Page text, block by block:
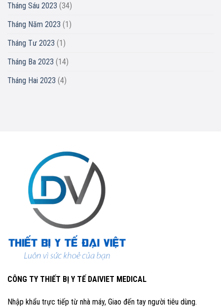
Tháng Sáu 2023 (34)
Tháng Năm 2023 (1)
Tháng Tư 2023 (1)
Tháng Ba 2023 (14)
Tháng Hai 2023 (4)
CÔNG TY THIẾT BỊ Y TẾ DAIVIET MEDICAL
Nhập khẩu trực tiếp từ nhà máy, Giao đến tay người tiêu dùng.